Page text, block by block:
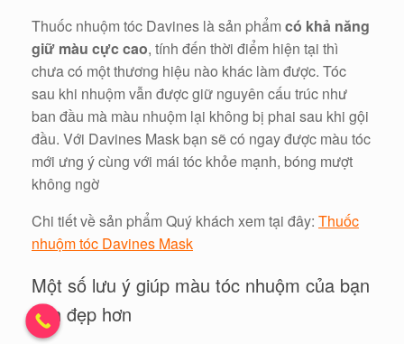
Thuốc nhuộm tóc Davines là sản phẩmcó khả năng
giữ màu cực cao, tính đến thời điểm hiện tại thì
chưa có một thương hiệu nào khác làm được. Tóc
sau khi nhuộm vẫn được giữ nguyên cấu trúc như
ban đầu mà màu nhuộm lại không bị phai sau khi gội
đầu. Với Davines Mask bạn sẽ có ngay được màu tóc
mới ưng ý cùng với mái tóc khỏe mạnh, bóng mượt
không ngờ
Chi tiết về sản phẩm Quý khách xem tại đây: Thuốc
nhuộm tóc Davines Mask
Một số lưu ý giúp màu tóc nhuộm của bạn
bền đẹp hơn